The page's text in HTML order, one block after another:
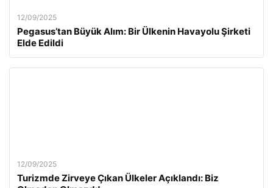
12/09/2025
Pegasus’tan Büyük Alım: Bir Ülkenin Havayolu Şirketi
Elde Edildi
12/09/2025
Turizmde Zirveye Çıkan Ülkeler Açıklandı: Biz